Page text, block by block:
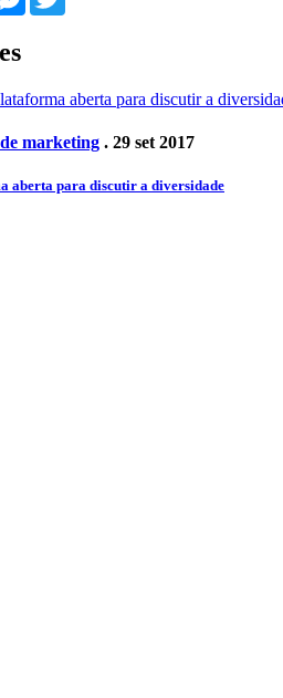
marketing . 29 set 2017
aberta para discutir a diversidade